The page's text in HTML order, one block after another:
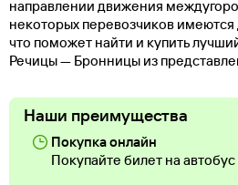
направлении движения
некоторых перевозчиков
что поможет найти и купить
Речицы — Бронницы из
Наши преимущества
Покупка онлайн
Покупайте билет на